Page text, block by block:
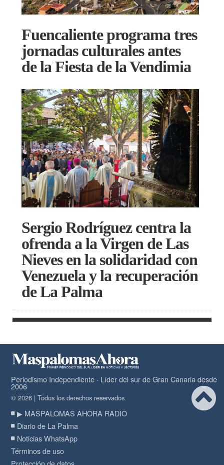
Fuencaliente programa tres
jornadas culturales antes
de la Fiesta de la Vendimia
Sergio Rodríguez centra la
ofrenda a la Virgen de Las
Nieves en la solidaridad con
Venezuela y la recuperación
de La Palma
Periodismo Independiente · Líder del sur de Gran Canaria desde
2006
© 2026 | Todos los derechos reservados
▶ MASPALOMAS AHORA RADIO
Diario de La Palma
Noticias WhatsApp
Términos de uso